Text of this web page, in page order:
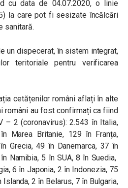
cu data de 04.07.2020, o linie
la care pot fi sesizate încălcări
sanitară.
un dispecerat, în sistem integrat,
teritoriale pentru verificarea
cetățenilor români aflați în alte
români au fost confirmați ca fiind
– 2 (coronavirus): 2.543 în Italia,
Marea Britanie, 129 în Franța,
Grecia, 49 în Danemarca, 37 în
Namibia, 5 în SUA, 8 în Suedia,
6 în Japonia, 2 în Indonezia, 75
Islanda, 2 în Belarus, 7 în Bulgaria,